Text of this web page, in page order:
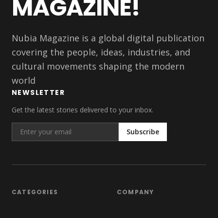
MAGAZINE!
Nubia Magazine is a global digital publication
covering the people, ideas, industries, and
cultural movements shaping the modern
world
NEWSLETTER
Get the latest stories delivered to your inbox.
Subscribe
CATEGORIES COMPANY